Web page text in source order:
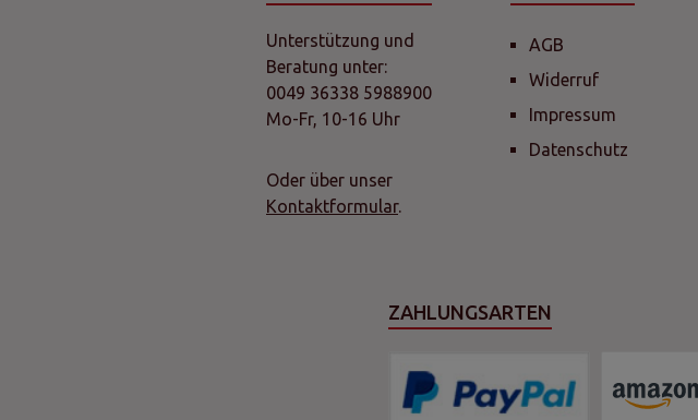
Unterstützung und
Beratung unter:
0049 36338 5988900
Mo-Fr, 10-16 Uhr
Oder über unser
Kontaktformular.
AGB
Widerruf
Impressum
Datenschutz
ZAHLUNGSARTEN